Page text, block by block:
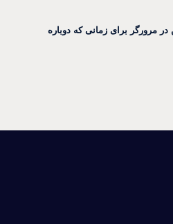
مرورگر برای زمانی که دوباره